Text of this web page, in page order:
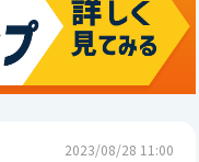
2023/08/28 11:00